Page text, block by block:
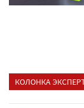
КОЛОНКА